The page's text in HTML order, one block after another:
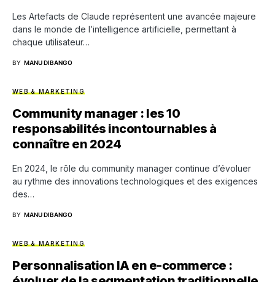
Les Artefacts de Claude représentent une avancée majeure
dans le monde de l’intelligence artificielle, permettant à
chaque utilisateur…
BY MANU DIBANGO
WEB & MARKETING
Community manager : les 10
responsabilités incontournables à
connaître en 2024
En 2024, le rôle du community manager continue d’évoluer
au rythme des innovations technologiques et des exigences
des…
BY MANU DIBANGO
WEB & MARKETING
Personnalisation IA en e-commerce :